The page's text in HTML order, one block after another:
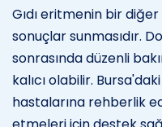
Gıdı eritmenin bir
sonuçlar sunmasıdır.
sonrasında düzenli
kalıcı olabilir. Bursa'daki
hastalarına rehberlik